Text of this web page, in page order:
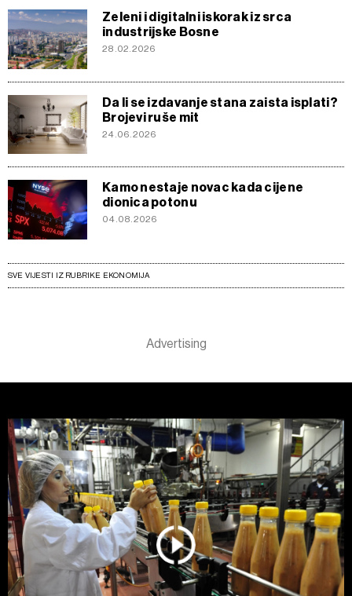
Zeleni i digitalni iskorak iz srca
industrijske Bosne
28.02.2026
Da li se izdavanje stana zaista isplati?
Brojevi ruše mit
24.06.2026
Kamo nestaje novac kada cijene
dionica potonu
04.08.2026
SVE VIJESTI IZ RUBRIKE EKONOMIJA